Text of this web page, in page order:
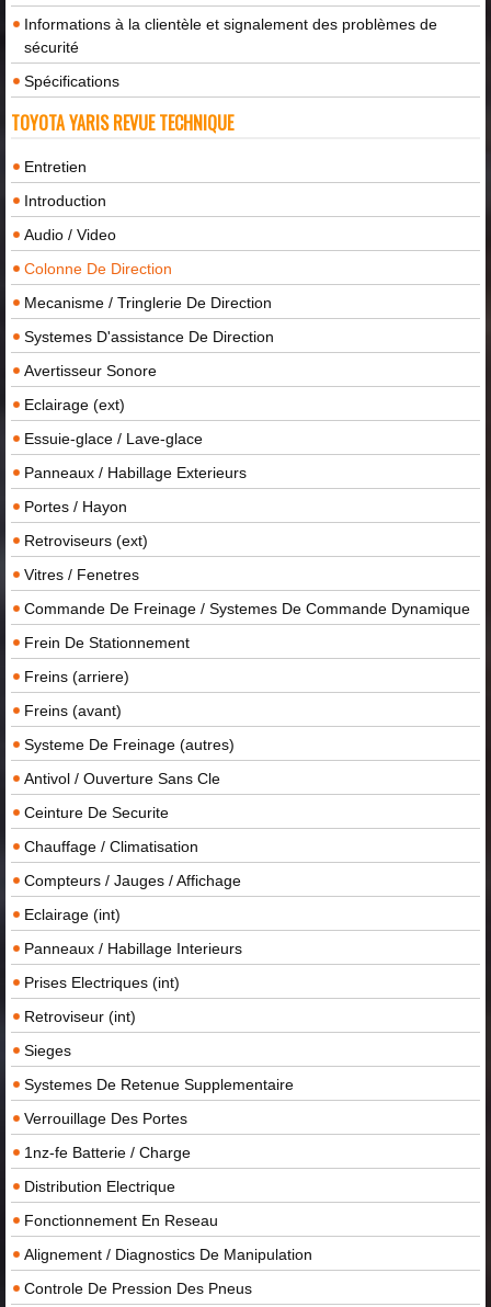
Informations à la clientèle et signalement des problèmes de
sécurité
Spécifications
TOYOTA YARIS REVUE TECHNIQUE
Entretien
Introduction
Audio / Video
Colonne De Direction
Mecanisme / Tringlerie De Direction
Systemes D'assistance De Direction
Avertisseur Sonore
Eclairage (ext)
Essuie-glace / Lave-glace
Panneaux / Habillage Exterieurs
Portes / Hayon
Retroviseurs (ext)
Vitres / Fenetres
Commande De Freinage / Systemes De Commande Dynamique
Frein De Stationnement
Freins (arriere)
Freins (avant)
Systeme De Freinage (autres)
Antivol / Ouverture Sans Cle
Ceinture De Securite
Chauffage / Climatisation
Compteurs / Jauges / Affichage
Eclairage (int)
Panneaux / Habillage Interieurs
Prises Electriques (int)
Retroviseur (int)
Sieges
Systemes De Retenue Supplementaire
Verrouillage Des Portes
1nz-fe Batterie / Charge
Distribution Electrique
Fonctionnement En Reseau
Alignement / Diagnostics De Manipulation
Controle De Pression Des Pneus